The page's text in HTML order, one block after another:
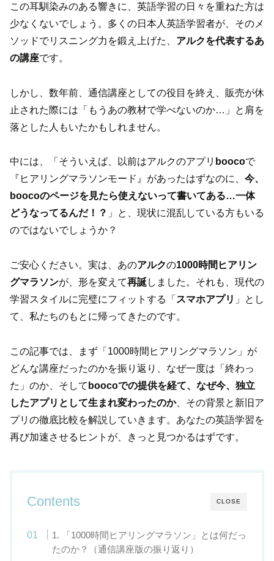
この耳馴染みのある響きに、英語学習の日々を重ねた方は
少なくないでしょう。多くの日本人英語学習者が、そのメ
ソッドでリスニング力を鍛え上げた、 アルクを代表するあ
の講座です。
しかし、数年前、通信講座としての役目を終え、販売が休
止された際には「もうあの教材で学べないのか…」と肩を
落とした人もいたかもしれません。
中には、「そういえば、以前はアルクのアプリ boocoで
『ヒアリングマラソンモード』があったはずなのに、 今、
boocoのページを見たら使えないって書いてある…一体
どうなってるんだ！？ 」と、現状に混乱している方もいる
のではないでしょうか？
ご安心ください。実は、あのアルクの1000時間ヒアリン
グマラソンが、形を変えて再誕しました。それも、現代の
学習スタイルに完璧にフィットする「 スマホアプリ 」とし
て、私たちのもとに帰ってきたのです。
この記事では、まず「1000時間ヒアリングマラソン」が
どんな講座だったのかを振り返り、なぜ一度は「終わっ
た」のか、そして boocoでの提供を経て、なぜ今、独立
したアプリとして生まれ変わったのか、その背景と新旧ア
プリの徹底比較を解説していきます。あなたの英語学習を
再び加速させるヒントが、きっと見つかるはずです。
CLOSE
Contents
1. 「1000時間ヒアリングマラソン」とは何だっ
たのか？（通信講座版の振り返り）